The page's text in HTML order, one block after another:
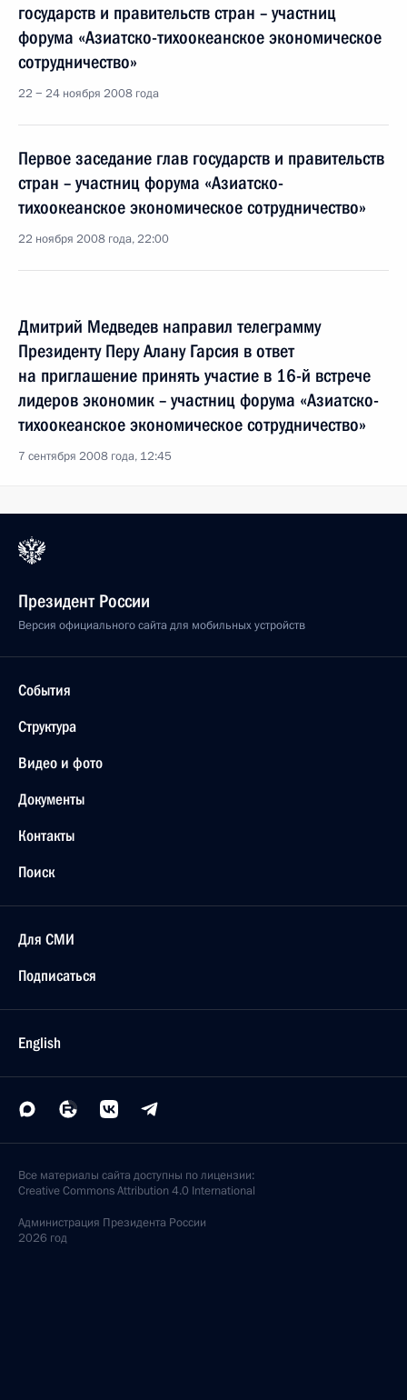
государств и правительств стран – участниц
форума «Азиатско-тихоокеанское экономическое
сотрудничество»
22 − 24 ноября 2008 года
Первое заседание глав государств и правительств
стран – участниц форума «Азиатско-
тихоокеанское экономическое сотрудничество»
22 ноября 2008 года, 22:00
Дмитрий Медведев направил телеграмму
Президенту Перу Алану Гарсия в ответ
на приглашение принять участие в 16-й встрече
лидеров экономик – участниц форума «Азиатско-
тихоокеанское экономическое сотрудничество»
7 сентября 2008 года, 12:45
Президент России
Версия официального сайта для мобильных устройств
События
Структура
Видео и фото
Документы
Контакты
Поиск
Для СМИ
Подписаться
English
Все материалы сайта доступны по лицензии:
Creative Commons Attribution 4.0 International
Администрация Президента России
2026 год